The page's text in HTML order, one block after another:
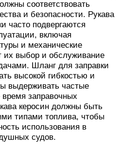
соответствовать
и безопасности. Рукава
часто подвергаются
включая
и механические
их выбор и обслуживание
Шланг для заправки
высокой гибкостью и
выдерживать частые
заправочных
керосин должны быть
типами топлива, чтобы
использования в
судов.